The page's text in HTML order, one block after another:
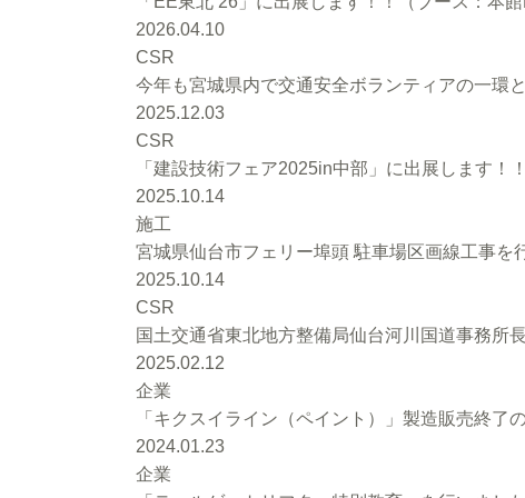
2026.04.10
CSR
今年も宮城県内で交通安全ボランティアの一環
2025.12.03
CSR
「建設技術フェア2025in中部」に出展します！
2025.10.14
施工
宮城県仙台市フェリー埠頭 駐車場区画線工事を
2025.10.14
CSR
国土交通省東北地方整備局仙台河川国道事務所
2025.02.12
企業
「キクスイライン（ペイント）」製造販売終了
2024.01.23
企業